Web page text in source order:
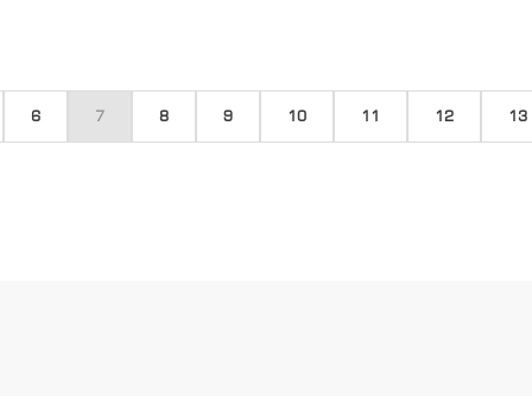
6 7 8 9 10 11 12 13